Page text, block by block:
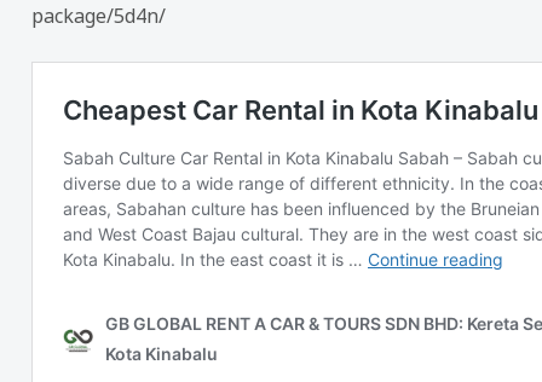
package/5d4n/